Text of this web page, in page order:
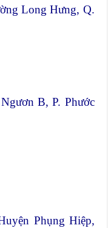
Long Hưng, Q.
B, P. Phước
Phụng Hiệp,